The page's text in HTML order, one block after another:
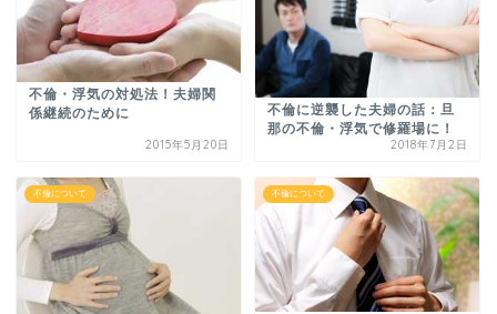
不倫・浮気の対処法！夫婦関
係継続のために
2015年5月20日
不倫に逆襲した夫婦の話：旦
那の不倫・浮気で修羅場に！
2018年7月2日
不倫について 不倫について